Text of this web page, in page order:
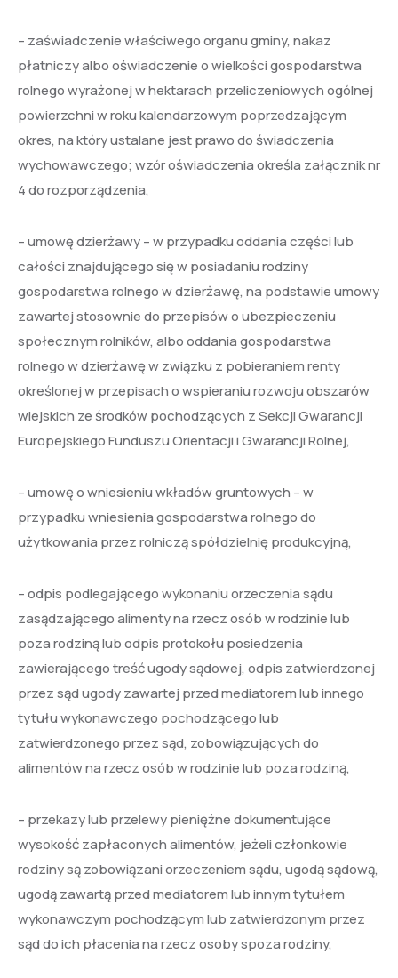
– zaświadczenie właściwego organu gminy, nakaz
płatniczy albo oświadczenie o wielkości gospodarstwa
rolnego wyrażonej w hektarach przeliczeniowych ogólnej
powierzchni w roku kalendarzowym poprzedzającym
okres, na który ustalane jest prawo do świadczenia
wychowawczego; wzór oświadczenia określa załącznik nr
4 do rozporządzenia,
– umowę dzierżawy – w przypadku oddania części lub
całości znajdującego się w posiadaniu rodziny
gospodarstwa rolnego w dzierżawę, na podstawie umowy
zawartej stosownie do przepisów o ubezpieczeniu
społecznym rolników, albo oddania gospodarstwa
rolnego w dzierżawę w związku z pobieraniem renty
określonej w przepisach o wspieraniu rozwoju obszarów
wiejskich ze środków pochodzących z Sekcji Gwarancji
Europejskiego Funduszu Orientacji i Gwarancji Rolnej,
– umowę o wniesieniu wkładów gruntowych – w
przypadku wniesienia gospodarstwa rolnego do
użytkowania przez rolniczą spółdzielnię produkcyjną,
– odpis podlegającego wykonaniu orzeczenia sądu
zasądzającego alimenty na rzecz osób w rodzinie lub
poza rodziną lub odpis protokołu posiedzenia
zawierającego treść ugody sądowej, odpis zatwierdzonej
przez sąd ugody zawartej przed mediatorem lub innego
tytułu wykonawczego pochodzącego lub
zatwierdzonego przez sąd, zobowiązujących do
alimentów na rzecz osób w rodzinie lub poza rodziną,
– przekazy lub przelewy pieniężne dokumentujące
wysokość zapłaconych alimentów, jeżeli członkowie
rodziny są zobowiązani orzeczeniem sądu, ugodą sądową,
ugodą zawartą przed mediatorem lub innym tytułem
wykonawczym pochodzącym lub zatwierdzonym przez
sąd do ich płacenia na rzecz osoby spoza rodziny,